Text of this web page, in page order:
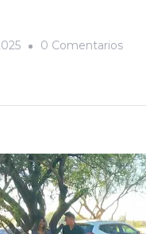
0 ComentariosEn